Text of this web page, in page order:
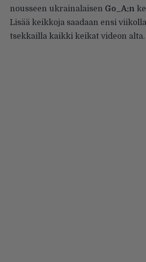
nousseen ukrainalaisen Go_A:n
Lisää keikkoja saadaan ensi
tsekkailla kaikki keikat videon alta.